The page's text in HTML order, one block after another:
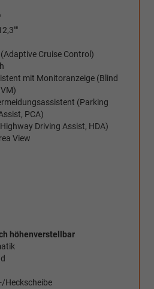
Cruise Control)
mit Monitoranzeige (Blind
(Parking
PCA)
Driving Assist, HDA)
View
höhenverstellbar
Heckscheibe